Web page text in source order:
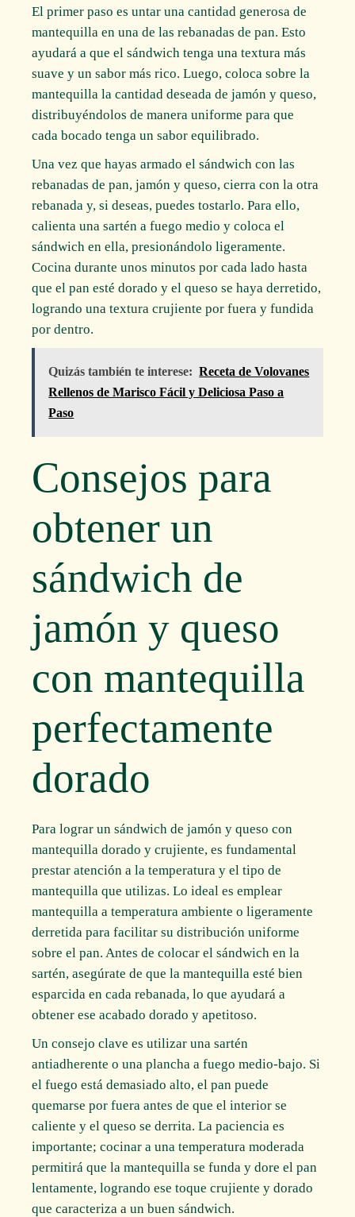
El primer paso es untar una cantidad generosa de
mantequilla en una de las rebanadas de pan. Esto
ayudará a que el sándwich tenga una textura más
suave y un sabor más rico. Luego, coloca sobre la
mantequilla la cantidad deseada de jamón y queso,
distribuyéndolos de manera uniforme para que
cada bocado tenga un sabor equilibrado.
Una vez que hayas armado el sándwich con las
rebanadas de pan, jamón y queso, cierra con la otra
rebanada y, si deseas, puedes tostarlo. Para ello,
calienta una sartén a fuego medio y coloca el
sándwich en ella, presionándolo ligeramente.
Cocina durante unos minutos por cada lado hasta
que el pan esté dorado y el queso se haya derretido,
logrando una textura crujiente por fuera y fundida
por dentro.
Quizás también te interese: Receta de Volovanes
Rellenos de Marisco Fácil y Deliciosa Paso a
Paso
Consejos para
obtener un
sándwich de
jamón y queso
con mantequilla
perfectamente
dorado
Para lograr un sándwich de jamón y queso con
mantequilla dorado y crujiente, es fundamental
prestar atención a la temperatura y el tipo de
mantequilla que utilizas. Lo ideal es emplear
mantequilla a temperatura ambiente o ligeramente
derretida para facilitar su distribución uniforme
sobre el pan. Antes de colocar el sándwich en la
sartén, asegúrate de que la mantequilla esté bien
esparcida en cada rebanada, lo que ayudará a
obtener ese acabado dorado y apetitoso.
Un consejo clave es utilizar una sartén
antiadherente o una plancha a fuego medio-bajo. Si
el fuego está demasiado alto, el pan puede
quemarse por fuera antes de que el interior se
caliente y el queso se derrita. La paciencia es
importante; cocinar a una temperatura moderada
permitirá que la mantequilla se funda y dore el pan
lentamente, logrando ese toque crujiente y dorado
que caracteriza a un buen sándwich.